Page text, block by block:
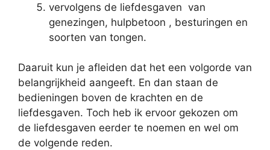
vervolgens de liefdesgaven van
genezingen, hulpbetoon , besturingen en
soorten van tongen.
Daaruit kun je afleiden dat het een volgorde van
belangrijkheid aangeeft. En dan staan de
bedieningen boven de krachten en de
liefdesgaven. Toch heb ik ervoor gekozen om
de liefdesgaven eerder te noemen en wel om
de volgende reden.